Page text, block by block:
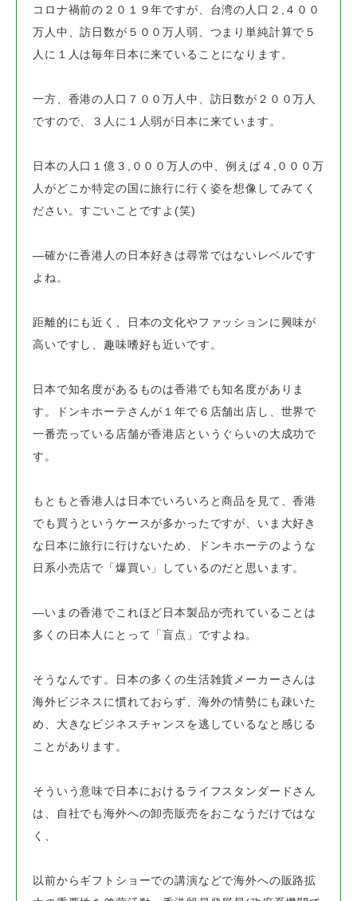
コロナ禍前の２０１９年ですが、台湾の人口２,４００
万人中、訪日数が５００万人弱、 つまり単純計算で５
人に１人は毎年日本に来ていることになります。
一方、香港の人口７００万人中、訪日数が２００万人
ですので、
３人に１人弱が日本に来ています。
日本の人口１億３,０００万人の中、例えば４,０００万
人がどこか特定の国に旅行に行く姿を想像してみてく
ださい。すごいことですよ(笑)
―確かに香港人の日本好きは尋常ではないレベルです
よね。
距離的にも近く、日本の文化やファッションに興味が
高いですし、 趣味嗜好も近いです。
日本で知名度があるものは香港でも知名度がありま
す。
ドンキホーテさんが１年で６店舗出店し、 世界で
一番売っている店舗が香港店というぐらいの大成功で
す。
もともと香港人は日本でいろいろと商品を見て、香港
でも買うというケースが多かったですが、 いま大好き
な日本に旅行に行けないため、
ドンキホーテのような
日系小売店で「爆買い」しているのだと思います。
―いまの香港でこれほど日本製品が売れていることは
多くの日本人にとって「盲点」ですよね。
そうなんです。日本の多くの生活雑貨メーカーさんは
海外ビジネスに慣れておらず、 海外の情勢にも疎いた
め、大きなビジネスチャンスを逃しているなと感じる
ことがあります。
そういう意味で日本におけるライフスタンダードさん
は、
自社でも海外への卸売販売をおこなうだけではな
く、
以前からギフトショーでの講演などで海外への販路拡